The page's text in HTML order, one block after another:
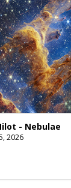
- Nebulae
2026